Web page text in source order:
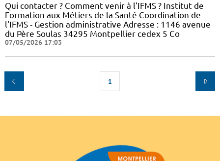
Qui contacter ? Comment venir à l'IFMS ? Institut de
Formation aux Métiers de la Santé Coordination de
l'IFMS - Gestion administrative Adresse : 1146 avenue
du Père Soulas 34295 Montpellier cedex 5 Co
07/05/2026 17:03
1